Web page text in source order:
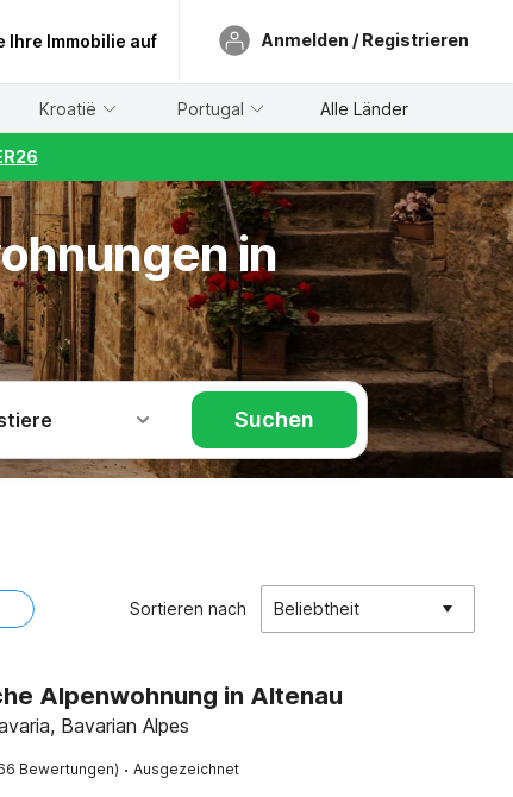
Ihre Immobilie auf Anmelden / Registrieren
Kroatië Portugal Alle Länder
in
Suchen
Sortieren nach Beliebtheit
Alpenwohnung in Altenau
Bavarian Alpes
Bewertungen) · Ausgezeichnet